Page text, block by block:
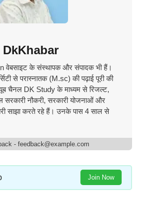
DkKhabar
वेबसाइट के संस्थापक और संपादक भी हैं।
से परास्नातक (M.sc) की पढ़ाई पूरी की
चैनल DK Study के माध्यम से रिजल्ट,
सरकारी नौकरी, सरकारी योजनाओं और
साझा करते रहे हैं। उनके पास 4 साल से
- feedback@example.com
Join Now